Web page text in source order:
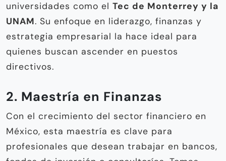
universidades como el Tec de Monterrey y la
UNAM. Su enfoque en liderazgo, finanzas y
estrategia empresarial la hace ideal para
quienes buscan ascender en puestos
directivos.
2. Maestría en Finanzas
Con el crecimiento del sector financiero en
México, esta maestría es clave para
profesionales que desean trabajar en bancos,